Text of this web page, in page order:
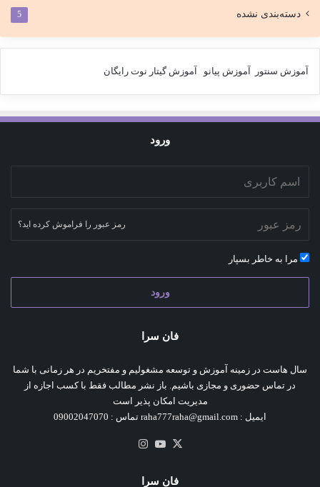
دسته‌بندی نشده 5
آموزش سنتور آموزش پیانو آموزش گیتار نوت رایگان
ورود
رمز عبور را فراموش کرده اید؟
مرا به خاطر بسپار
ورود
فان سرا
سال هاست در زمینه آموزش و توسعه مشغولیم و مفتخریم در هر زمانی با شما
در تماس حضوری و مجازی باشیم. باز نشر مطالب فقط با کسب اجازه از
مدیریت امکان پذیر است
ایمیل : raha777raha@gmail.com تماس : 09002047070
X یوتیوب
فان سرا